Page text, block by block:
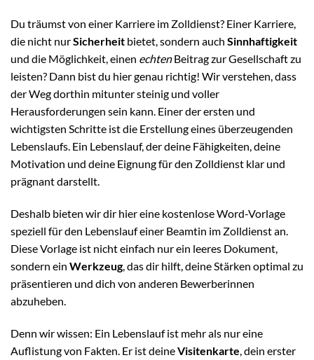
Du träumst von einer Karriere im Zolldienst? Einer Karriere,
die nicht nurSicherheit bietet, sondern auch Sinnhaftigkeit
und die Möglichkeit, einen echtenBeitrag zur Gesellschaft zu
leisten? Dann bist du hier genau richtig! Wir verstehen, dass
der Weg dorthin mitunter steinig und voller
Herausforderungen sein kann. Einer der ersten und
wichtigsten Schritte ist die Erstellung eines überzeugenden
Lebenslaufs. Ein Lebenslauf, der deine Fähigkeiten, deine
Motivation und deine Eignung für den Zolldienst klar und
prägnant darstellt.
Deshalb bieten wir dir hier eine kostenlose Word-Vorlage
speziell für den Lebenslauf einer Beamtin im Zolldienst an.
Diese Vorlage ist nicht einfach nur ein leeres Dokument,
sondern ein Werkzeug, das dir hilft, deine Stärken optimal zu
präsentieren und dich von anderen Bewerberinnen
abzuheben.
Denn wir wissen: Ein Lebenslauf ist mehr als nur eine
Auflistung von Fakten. Er ist deineVisitenkarte , dein erster